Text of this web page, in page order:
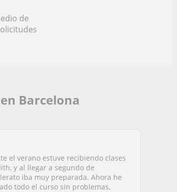
de
Barcelona
el verano estuve recibiendo clases
y al llegar a segundo de
iba muy preparada. Ahora he
todo el curso sin problemas,